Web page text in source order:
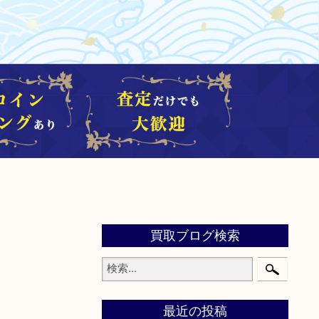
買取ブログ検索
最近の投稿